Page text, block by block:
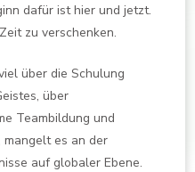
dafür ist hier und jetzt.
zu verschenken.
über die Schulung
über
Teambildung und
mangelt es an der
auf globaler Ebene.